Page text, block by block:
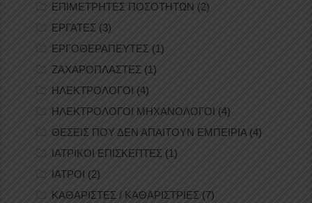
ΕΠΙΜΕΤΡΗΤΕΣ ΠΟΣΟΤΗΤΩΝ (2)
ΕΡΓΑΤΕΣ (3)
ΕΡΓΟΘΕΡΑΠΕΥΤΕΣ (1)
ΖΑΧΑΡΟΠΛΑΣΤΕΣ (1)
ΗΛΕΚΤΡΟΛΟΓΟΙ (4)
ΗΛΕΚΤΡΟΛΟΓΟΙ ΜΗΧΑΝΟΛΟΓΟΙ (4)
ΘΕΣΕΙΣ ΠΟΥ ΔΕΝ ΑΠΑΙΤΟΥΝ ΕΜΠΕΙΡΙΑ(4)
ΙΑΤΡΙΚΟΙ ΕΠΙΣΚΕΠΤΕΣ (1)
ΙΑΤΡΟΙ (2)
ΚΑΘΑΡΙΣΤΕΣ / ΚΑΘΑΡΙΣΤΡΙΕΣ (7)